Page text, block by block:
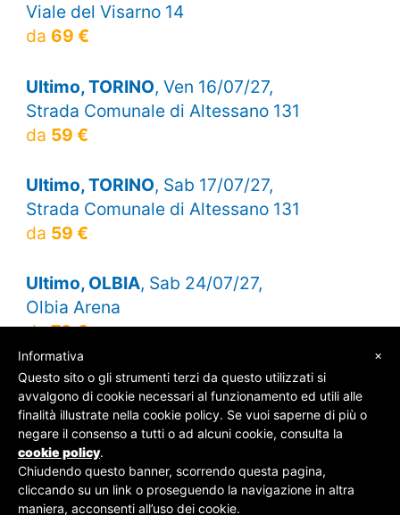
Viale del Visarno 14
da 69 €
Ultimo, TORINO, Ven 16/07/27,
Strada Comunale di Altessano 131
da 59 €
Ultimo, TORINO, Sab 17/07/27,
Strada Comunale di Altessano 131
da 59 €
Ultimo, OLBIA, Sab 24/07/27,
Olbia Arena
da79 €
© SOS Biglietti - P.Iva 09162100961 -Chi Siamo
Contatti-Privacy Policy
×
Informativa
Questo sito o gli strumenti terzi da questo utilizzati si
avvalgono di cookie necessari al funzionamento ed utili alle
finalità illustrate nella cookie policy. Se vuoi saperne di più o
negare il consenso a tutti o ad alcuni cookie, consulta la
cookie policy.
Chiudendo questo banner, scorrendo questa pagina,
cliccando su un link o proseguendo la navigazione in altra
maniera, acconsenti all’uso dei cookie.